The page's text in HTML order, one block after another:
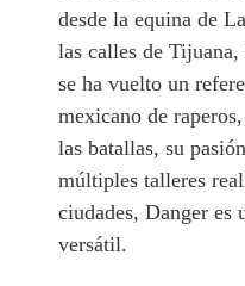
desde la equina de
las calles de
se ha vuelto un
mexicano de
las batallas, su
múltiples talleres
ciudades, Danger
versátil.